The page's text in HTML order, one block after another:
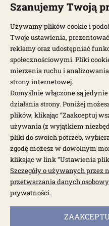
Otrzymuj najnowsze
pocztę.
powered
Szanujemy Twoją
Używamy plików cookie i
Twoje ustawienia,
reklamy oraz udostępniać
społecznościowymi. Pliki
mierzenia ruchu i
strony internetowej.
Domyślnie włączone są
działania strony. Poniżej
plików, klikając “Zaakceptuj
używania (z wyjątkiem
pliki do swoich potrzeb,
zgodę możesz w dowolnym
klikając w link “Ustawienia
Szczegóły o używanych przez
przetwarzania danych
prywatności.